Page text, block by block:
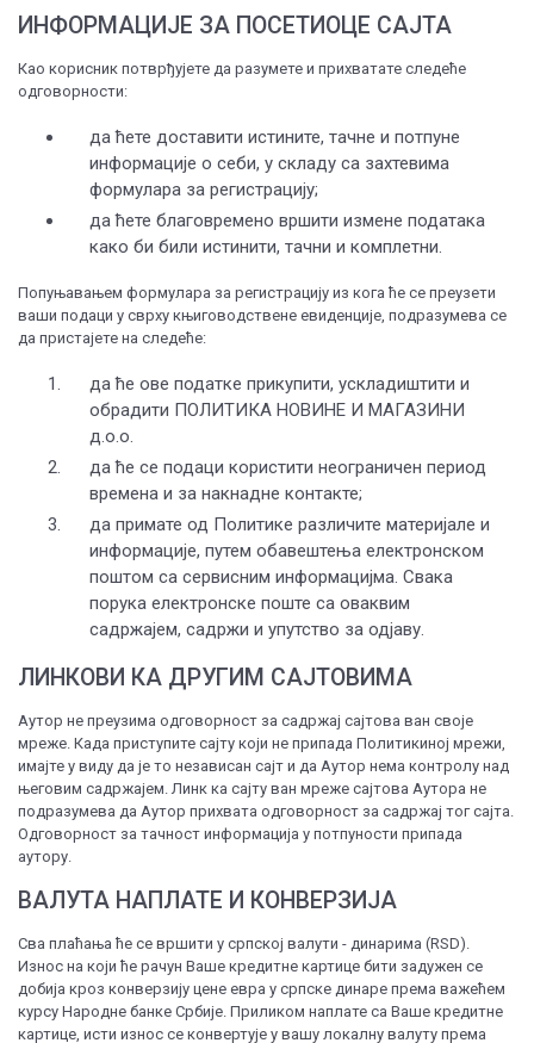
ИНФОРМАЦИЈЕ ЗА ПОСЕТИОЦЕ САЈТА
Као корисник потврђујете да разумете и прихватате следеће
одговорности:
да ћете доставити истините, тачне и потпуне
информације о себи, у складу са захтевима
формулара за регистрацију;
да ћете благовремено вршити измене података
како би били истинити, тачни и комплетни.
Попуњавањем формулара за регистрацију из кога ће се преузети
ваши подаци у сврху књиговодствене евиденције, подразумева се
да пристајете на следеће:
да ће ове податке прикупити, ускладиштити и
обрадити ПОЛИТИКА НОВИНЕ И МАГАЗИНИ
д.о.о.
да ће се подаци користити неограничен период
времена и за накнадне контакте;
да примате од Политике различите материјале и
информације, путем обавештења електронском
поштом са сервисним информацијма. Свака
порука електронске поште са оваквим
садржајем, садржи и упутство за одјаву.
ЛИНКОВИ КА ДРУГИМ САЈТОВИМА
Аутор не преузима одговорност за садржај сајтова ван своје
мреже. Када приступите сајту који не припада Политикиној мрежи,
имајте у виду да је то независан сајт и да Аутор нема контролу над
његовим садржајем. Линк ка сајту ван мреже сајтова Аутора не
подразумева да Аутор прихвата одговорност за садржај тог сајта.
Одговорност за тачност информација у потпуности припада
аутору.
ВАЛУТА НАПЛАТЕ И КОНВЕРЗИЈА
Сва плаћања ће се вршити у српској валути - динарима (RSD).
Износ на који ће рачун Ваше кредитне картице бити задужен се
добија кроз конверзију цене евра у српске динаре према важећем
курсу Народне банке Србије. Приликом наплате са Ваше кредитне
картице, исти износ се конвертује у вашу локалну валуту према